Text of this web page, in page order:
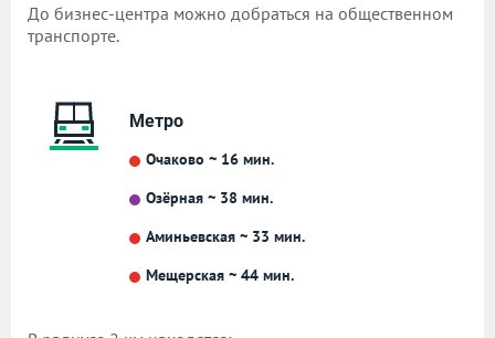
До бизнес-центра можно добраться на общественном
транспорте.
Метро
Очаково ~ 16 мин.
Озёрная ~ 38 мин.
Аминьевская ~ 33 мин.
Мещерская ~ 44 мин.